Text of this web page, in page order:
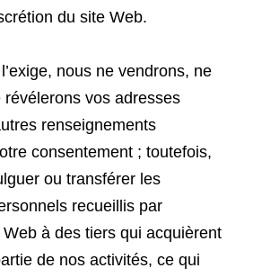
du site Web.
nous ne vendrons, ne
vos adresses
renseignements
consentement ; toutefois,
ou transférer les
recueillis par
Web à des tiers qui acquièrent
de nos activités, ce qui